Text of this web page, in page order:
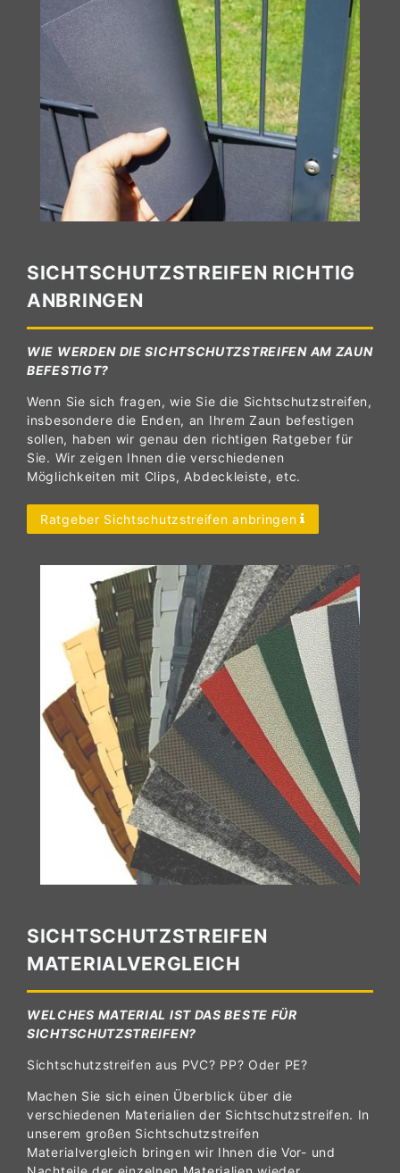
SICHTSCHUTZSTREIFEN RICHTIG
ANBRINGEN
WIE WERDEN DIE SICHTSCHUTZSTREIFEN AM ZAUN
BEFESTIGT?
Wenn Sie sich fragen, wie Sie die Sichtschutzstreifen,
insbesondere die Enden, an Ihrem Zaun befestigen
sollen, haben wir genau den richtigen Ratgeber für
Sie. Wir zeigen Ihnen die verschiedenen
Möglichkeiten mit Clips, Abdeckleiste, etc.
Ratgeber Sichtschutzstreifen anbringen
SICHTSCHUTZSTREIFEN
MATERIALVERGLEICH
WELCHES MATERIAL IST DAS BESTE FÜR
SICHTSCHUTZSTREIFEN?
Sichtschutzstreifen aus PVC? PP? Oder PE?
Machen Sie sich einen Überblick über die
verschiedenen Materialien der Sichtschutzstreifen. In
unserem großen Sichtschutzstreifen
Materialvergleich bringen wir Ihnen die Vor- und